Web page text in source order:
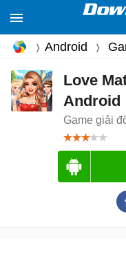
Android
Love
Android
Game giải